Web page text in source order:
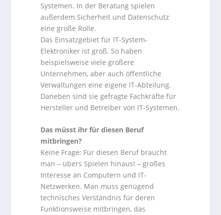
Systemen. In der Beratung spielen
außerdem Sicherheit und Datenschutz
eine große Rolle.
Das Einsatzgebiet für IT-System-
Elektroniker ist groß. So haben
beispielsweise viele größere
Unternehmen, aber auch öffentliche
Verwaltungen eine eigene IT-Abteilung.
Daneben sind sie gefragte Fachkräfte für
Hersteller und Betreiber von IT-Systemen.
Das müsst ihr für diesen Beruf
mitbringen?
Keine Frage: Für diesen Beruf braucht
man – übers Spielen hinaus! – großes
Interesse an Computern und IT-
Netzwerken. Man muss genügend
technisches Verständnis für deren
Funktionsweise mitbringen, das